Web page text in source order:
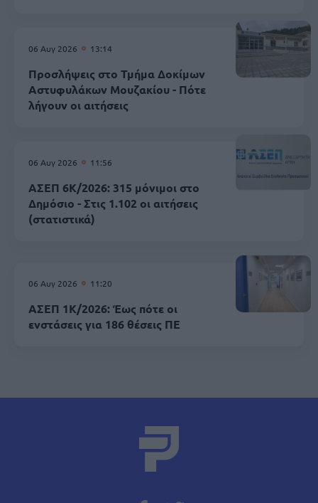
06 Αυγ 2026 13:14
Προσλήψεις στο Τμήμα Δοκίμων
Αστυφυλάκων Mουζακίου - Πότε
λήγουν οι αιτήσεις
06 Αυγ 2026 11:56
ΑΣΕΠ 6Κ/2026: 315 μόνιμοι στο
Δημόσιο - Στις 1.102 οι αιτήσεις
(στατιστικά)
06 Αυγ 2026 11:20
ΑΣΕΠ 1Κ/2026: Έως πότε οι
ενστάσεις για 186 θέσεις ΠΕ